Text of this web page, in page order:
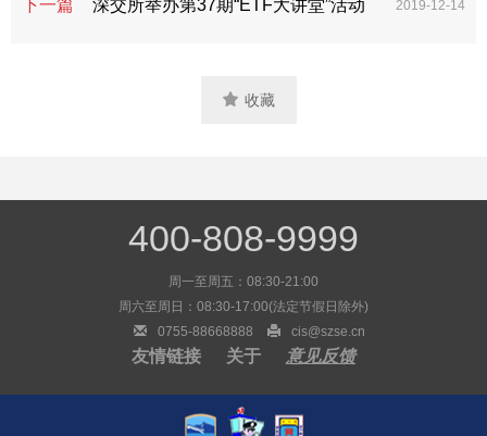
下一篇 2019-12-14
深交所举办第37期“ETF大讲堂”活动
收藏
400-808-9999
周一至周五： 08:30-21:00
周六至周日： 08:30-17:00(法定节假日除外)
0755-88668888
cis@szse.cn
友情链接 关于 意见反馈